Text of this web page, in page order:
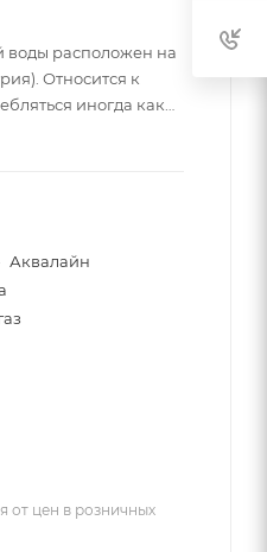
воды расположен на
Относится к
иногда как
Аквалайн
от цен в розничных